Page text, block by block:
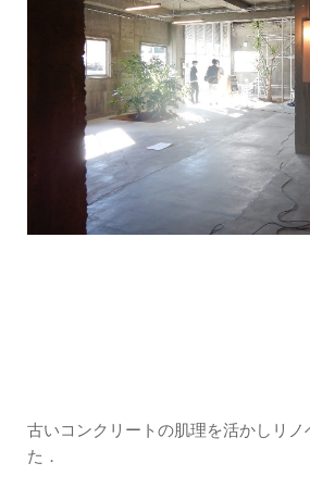
古いコンクリートの肌理を活かしリノ
た．